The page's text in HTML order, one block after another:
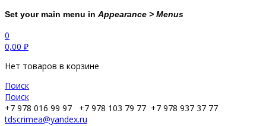
Set your main menu in Appearance > Menus
0
0,00 ₽
Нет товаров в корзине
Поиск
Поиск
+7 978 016 99 97
+7 978 103 79 77 +7 978 937 37 77
tdscrimea@yandex.ru